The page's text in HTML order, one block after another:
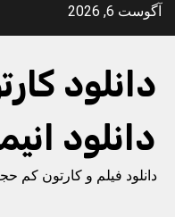
Skipآگوست 6, 2026
دانلود
دانلود
دانلود فیلم و کارتون کم